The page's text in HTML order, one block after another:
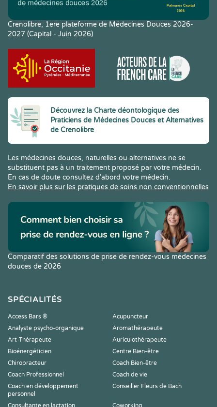
Crenolibre, 1ere plateforme de Médecines Douces 2026-
2027 (Capital - Juin 2026)
Découvrez la Charte déontologique des
Praticiens de Médecines Douces et Alternatives
de Crenolibre
Les médecines douces, naturelles ou alternatives ne se
substituent pas à un traitement proposé par votre médecin.
En cas de doute consultez d’abord votre médecin.
En savoir plus sur les pratiques de soins non conventionnelles
Comparatif des solutions de prise de rendez-vous médecines
douces de 2026
SPÉCIALITÉS
Access Bars ®
Acupuncteur
Analyste psycho-organique
Aromathérapeute
Art-Thérapeute
Auriculothérapeute
Bioénergéticien
Centre Bien-être
Chiropracteur
Coach Bien-être
Coach Professionnel
Coach de vie
Coach en développement
personnel
Conseiller Fleurs de Bach
Consultante en lactation
Coworking